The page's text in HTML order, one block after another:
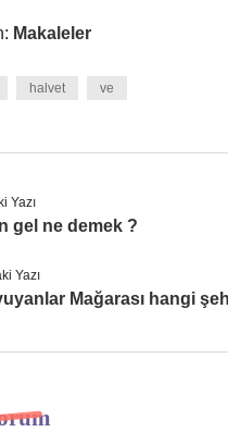
Makaleler
halvet ve
Yazı
gel ne demek ?
Yazı
Mağarası hangi